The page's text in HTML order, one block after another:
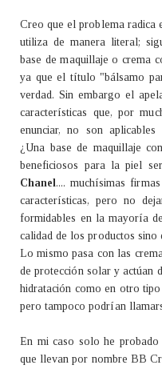
Creo que el problema radica
utiliza de manera literal;
base de maquillaje o crema
ya que el título "bálsamo
verdad. Sin embargo el
características que, por
enunciar, no son
¿Una base de maquillaje
beneficiosos para la piel
Chanel .... muchísimas
características, pero no
formidables en la mayoría
calidad de los productos sino
Lo mismo pasa con las
de protección solar y actúan
hidratación como en otro
pero tampoco podrían
En mi caso solo he probado
que llevan por nombre BB